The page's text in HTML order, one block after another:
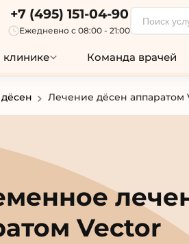
+7 (495) 151-04-90
Ежедневно с 08:00 - 21:00
Команда врачей
Лечение дёсен аппаратом
Vector